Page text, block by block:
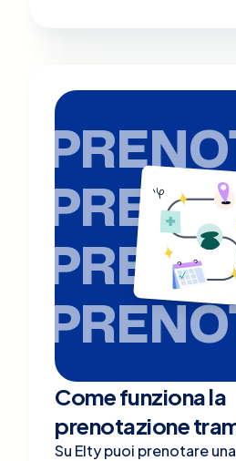
Come funziona la
prenotazione
Su Elty puoi prenotare